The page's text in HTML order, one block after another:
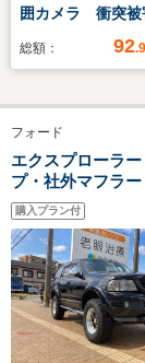
囲カメラ 衝突被
減システム 禁
正15インチアル
オートライト オ
エアコン
Bluetooth CD
DVD再生 フルセ
総額： 92.9
フォード
エクスプローラ
プ・社外マフラ
オ・バックモニタ
購入プラン付